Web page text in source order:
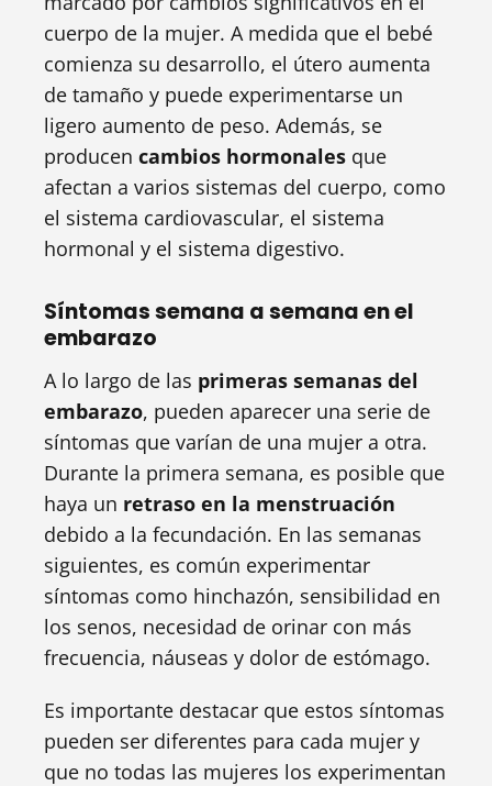
cuerpo de la mujer. A medida que el bebé
comienza su desarrollo, el útero aumenta
de tamaño y puede experimentarse un
ligero aumento de peso. Además, se
producen cambios hormonales que
afectan a varios sistemas del cuerpo, como
el sistema cardiovascular, el sistema
hormonal y el sistema digestivo.
Síntomas semana a semana en el
embarazo
A lo largo de las primeras semanas del
embarazo, pueden aparecer una serie de
síntomas que varían de una mujer a otra.
Durante la primera semana, es posible que
haya un retraso en la menstruación
debido a la fecundación. En las semanas
siguientes, es común experimentar
síntomas como hinchazón, sensibilidad en
los senos, necesidad de orinar con más
frecuencia, náuseas y dolor de estómago.
Es importante destacar que estos síntomas
pueden ser diferentes para cada mujer y
que no todas las mujeres los experimentan